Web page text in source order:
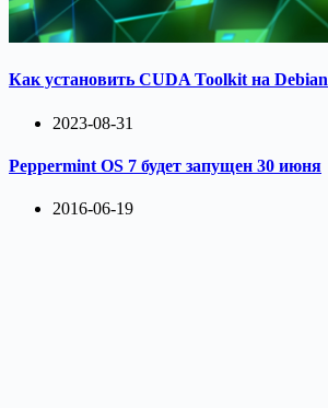
Как установить CUDA Toolkit на Debian
2023-08-31
Peppermint OS 7 будет запущен 30 июня
2016-06-19